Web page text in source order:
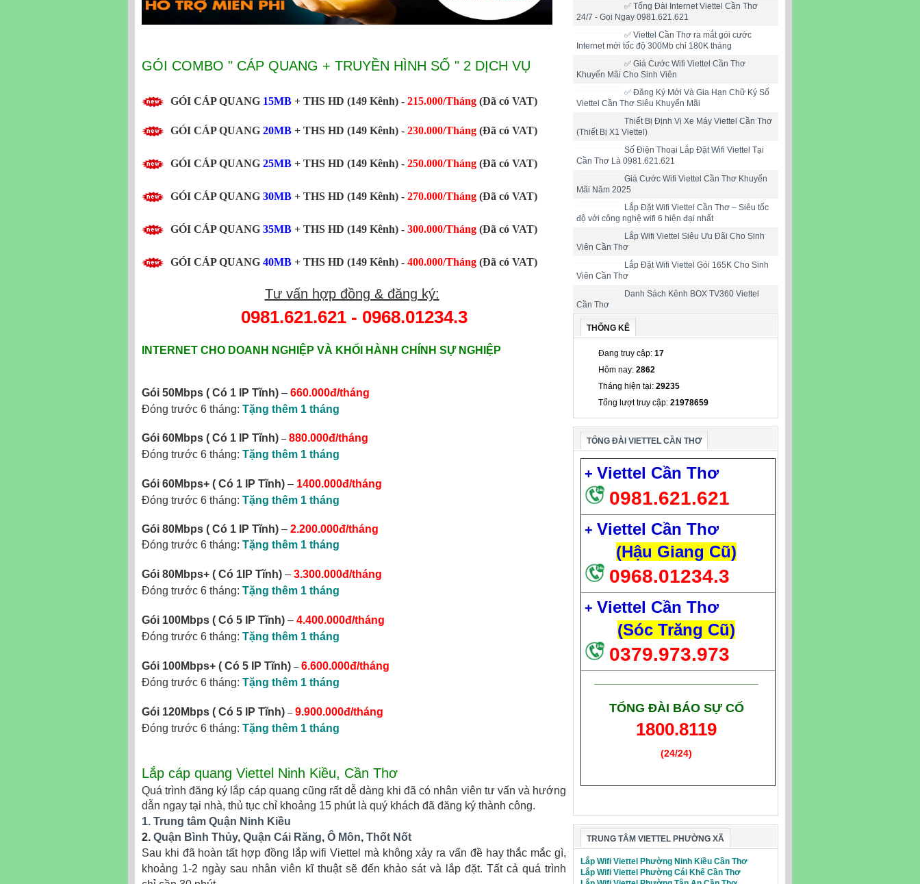
GÓI COMBO " CÁP QUANG + TRUYỀN HÌNH SỐ " 2 DỊCH VỤ
GÓI CÁP QUANG 15MB + THS HD (149 Kênh) - 215.000/Tháng (Đã có VAT)
GÓI CÁP QUANG 20MB + THS HD (149 Kênh) - 230.000/Tháng (Đã có VAT)
GÓI CÁP QUANG 25MB + THS HD (149 Kênh) - 250.000/Tháng (Đã có VAT)
GÓI CÁP QUANG 30MB + THS HD (149 Kênh) - 270.000/Tháng (Đã có VAT)
GÓI CÁP QUANG 35MB + THS HD (149 Kênh) - 300.000/Tháng (Đã có VAT)
GÓI CÁP QUANG 40MB + THS HD (149 Kênh) - 400.000/Tháng (Đã có VAT)
Tư vấn hợp đồng & đăng ký:
0981.621.621 - 0968.01234.3
INTERNET CHO DOANH NGHIỆP VÀ KHỐI HÀNH CHÍNH SỰ NGHIỆP
Gói 50Mbps ( Có 1 IP Tĩnh) – 660.000đ/tháng
Đóng trước 6 tháng: Tặng thêm 1 tháng
Gói 60Mbps ( Có 1 IP Tĩnh) –880.000đ/tháng
Đóng trước 6 tháng: Tặng thêm 1 tháng
Gói 60Mbps+ ( Có 1 IP Tĩnh) – 1400.000đ/tháng
Đóng trước 6 tháng: Tặng thêm 1 tháng
Gói 80Mbps ( Có 1 IP Tĩnh) – 2.200.000đ/tháng
Đóng trước 6 tháng: Tặng thêm 1 tháng
Gói 80Mbps+ ( Có 1IP Tĩnh) – 3.300.000đ/tháng
Đóng trước 6 tháng: Tặng thêm 1 tháng
Gói 100Mbps ( Có 5 IP Tĩnh) – 4.400.000đ/tháng
Đóng trước 6 tháng: Tặng thêm 1 tháng
Gói 100Mbps+ ( Có 5 IP Tĩnh) –6.600.000đ/tháng
Đóng trước 6 tháng: Tặng thêm 1 tháng
Gói 120Mbps ( Có 5 IP Tĩnh) –9.900.000đ/tháng
Đóng trước 6 tháng: Tặng thêm 1 tháng
Lắp cáp quang Viettel Ninh Kiều, Cần Thơ
Quá trình đăng ký lắp cáp quang cũng rất dễ dàng khi đã có nhân viên tư vấn và hướng
dẫn ngay tại nhà, thủ tục chỉ khoảng 15 phút là quý khách đã đăng ký thành công.
1. Trung tâm Quận Ninh Kiều
2. Quận Bình Thủy, Quận Cái Răng, Ô Môn, Thốt Nốt
Sau khi đã hoàn tất hợp đồng lắp wifi Viettel mà không xảy ra vấn đề hay thắc mắc gì,
khoảng 1-2 ngày sau nhân viên kĩ thuật sẽ đến khảo sát và lắp đặt. Tất cả quá trình
✅ Tổng Đài Internet Viettel Cần Thơ
24/7 - Gọi Ngay 0981.621.621
✅ ‎Viettel Cần Thơ ra mắt gói cước
Internet mới tốc độ 300Mb chỉ 180K tháng
✅ ‎Giá Cước Wifi Viettel Cần Thơ
Khuyến Mãi Cho Sinh Viên
✅‎ Đăng Ký Mới Và Gia Hạn Chữ Ký Số
Viettel Cần Thơ Siêu Khuyến Mãi
Thiết Bị Định Vị Xe Máy Viettel Cần Thơ
(Thiết Bị X1 Viettel)
Số Điện Thoại Lắp Đặt Wifi Viettel Tại
Cần Thơ Là 0981.621.621
Giá Cước Wifi Viettel Cần Thơ Khuyến
Mãi Năm 2025
Lắp Đặt Wifi Viettel Cần Thơ – Siêu tốc
độ với công nghệ wifi 6 hiện đại nhất
Lắp Wifi Viettel Siêu Ưu Đãi Cho Sinh
Viên Cần Thơ
Lắp Đặt Wifi Viettel Gói 165K Cho Sinh
Viên Cần Thơ
Danh Sách Kênh BOX TV360 Viettel
Cần Thơ
THỐNG KÊ
Đang truy cập: 17
Hôm nay: 2862
Tháng hiện tại: 29235
Tổng lượt truy cập: 21978659
TỔNG ĐÀI VIETTEL CẦN THƠ
+ Viettel Cần Thơ
0981.621.621
+ Viettel Cần Thơ
(Hậu Giang Cũ)
0968.01234.3
+ Viettel Cần Thơ
(Sóc Trăng Cũ)
0379.973.973
TỔNG ĐÀI BÁO SỰ CỐ
1800.8119
(24/24)
TRUNG TÂM VIETTEL PHƯỜNG XÃ
Lắp Wifi Viettel Phường Ninh Kiều Cần Thơ
Lắp Wifi Viettel Phường Cái Khế Cần Thơ